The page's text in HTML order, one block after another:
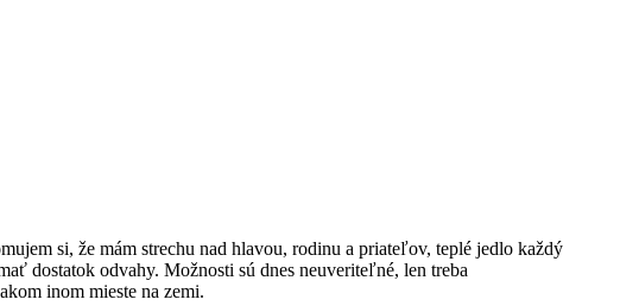
si, že mám strechu nad hlavou, rodinu a priateľov, teplé jedlo každý
dostatok odvahy. Možnosti sú dnes neuveriteľné, len treba
inom mieste na zemi.